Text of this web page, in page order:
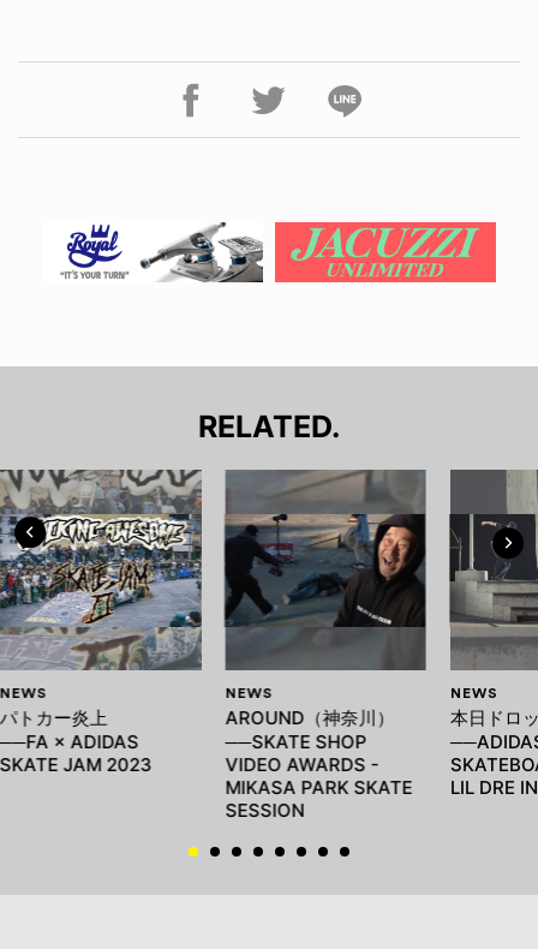
RELATED.
NEWS
パトカー炎上
──FA × ADIDAS
SKATE JAM 2023
NEWS
AROUND（神奈川）
──SKATE SHOP
VIDEO AWARDS -
MIKASA PARK SKATE
SESSION
NEWS
本日ドロ
LIL DRE